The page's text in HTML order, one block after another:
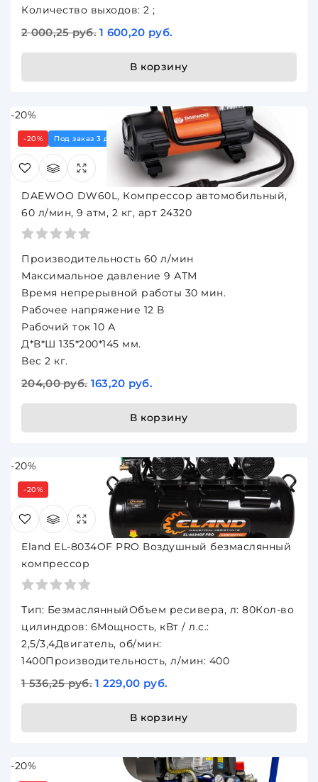
Количество выходов: 2 ;
2 000,25 руб. 1 600,20 руб.
В корзину
-20%
-20% Под заказ 3 дня
DAEWOO DW60L, Компрессор автомобильный,
60 л/мин, 9 атм, 2 кг, арт 24320
Производительность 60 л/мин
Максимальное давление 9 АТМ
Время непрерывной работы 30 мин.
Рабочее напряжение 12 В
Рабочий ток 10 А
Д*В*Ш 135*200*145 мм.
Веc 2 кг.
204,00 руб. 163,20 руб.
В корзину
-20%
-20%
Eland EL-8034OF PRO Воздушный безмаслянный
компрессор
Тип: БезмаслянныйОбъем ресивера, л: 80Кол-во
цилиндров: 6Мощность, кВт / л.с.:
2,5/3,4Двигатель, об/мин:
1400Производительность, л/мин: 400
1 536,25 руб. 1 229,00 руб.
В корзину
-20%